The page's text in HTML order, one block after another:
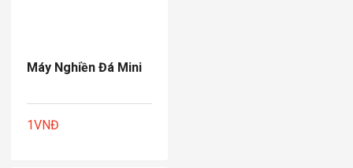
Máy Nghiền Đá Mini
1VNĐ